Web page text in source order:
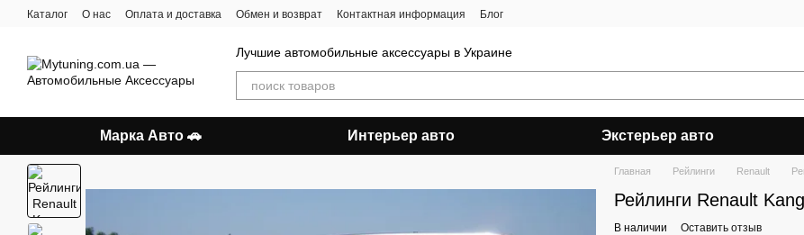
Перейти к основному контенту
Каталог О нас Оплата и доставка Обмен и возврат Контактная информация Блог
Лучшие автомобильные аксессуары в Украине
Марка Авто 🚗 Интерьер авто Экстерьер авто
Главная Рейлинги Renault
Рейлинги Renault
В наличии Оставить отзыв